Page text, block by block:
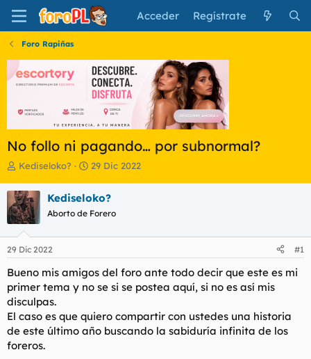
Acceder Regístrate
Foro Rapiñas
No follo ni pagando… por subnormal?
I
i
c
i
a
d
o
d
e
l
t
e
a
Kediseloko?
F
h
a
e
i
c
o
29 Dic 2022
Kediseloko?
Aborto de Forero
29 Dic 2022 #1
Bueno mis amigos del foro ante todo decir que este es mi
primer tema y no se si se postea aquí, si no es así mis
disculpas.
El caso es que quiero compartir con ustedes una historia
de este último año buscando la sabiduría infinita de los
foreros.